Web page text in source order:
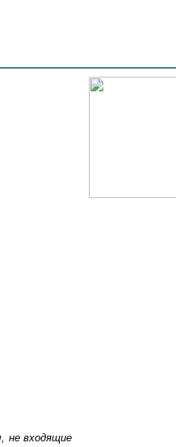
не входящие